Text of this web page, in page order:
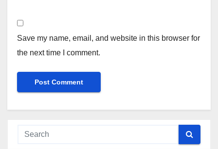
Save my name, email, and website in this browser for
the next time I comment.